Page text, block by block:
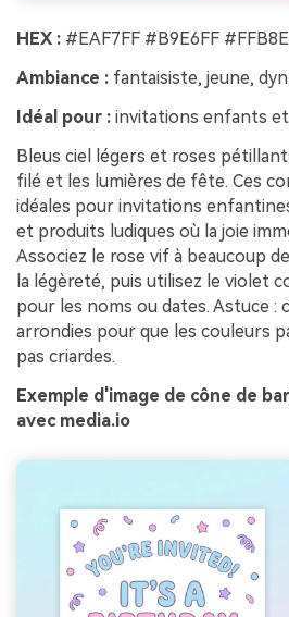
HEX : #EAF7FF #B9E6FF
Ambiance : fantaisiste, jeune,
Idéal pour : invitations enfants
Bleus ciel légers et roses
filé et les lumières de fête. Ces
idéales pour invitations
et produits ludiques où la joie
Associez le rose vif à beaucoup
la légèreté, puis utilisez le violet
pour les noms ou dates. Astuce :
arrondies pour que les couleurs
pas criardes.
Exemple d'image de cône de
avec media.io